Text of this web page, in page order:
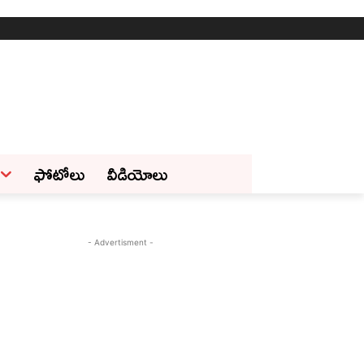
ఫోటోలు వీడియోలు
- Advertisment -